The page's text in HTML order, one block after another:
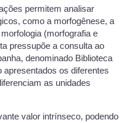
permitem analisar
como a morfogênese, a
(morfografia e
pressupõe a consulta ao
denominado Biblioteca
apresentados os diferentes
as unidades
valor intrínseco, podendo